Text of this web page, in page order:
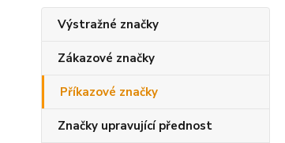
Výstražné značky
Zákazové značky
Příkazové značky
Značky upravující přednost